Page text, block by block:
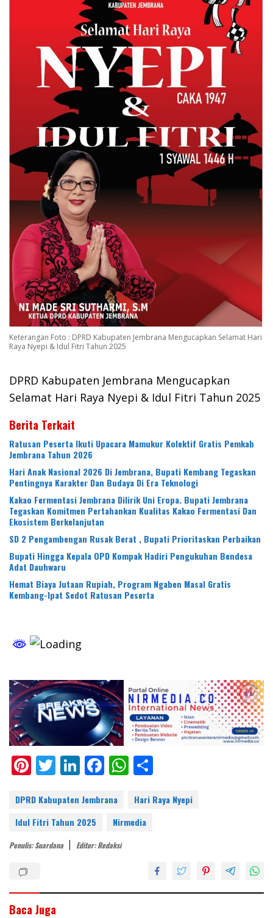
Keterangan Foto : DPRD Kabupaten Jembrana Mengucapkan Selamat Hari
Raya Nyepi & Idul Fitri Tahun 2025
DPRD Kabupaten Jembrana Mengucapkan
Selamat Hari Raya Nyepi & Idul Fitri Tahun 2025
Berita Terkait
Ratusan Peserta Ikuti Upacara Mamukur Kolektif Gratis Pemkab
Jembrana Tahun 2026
Hari Anak Nasional 2026 Di Jembrana, Bupati Kembang Tegaskan
Pentingnya Karakter Dan Budaya Di Era Teknologi
Kakao Fermentasi Jembrana Dilirik Uni Eropa. Bupati Jembrana
Tegaskan Komitmen Pertahankan Kualitas Kakao Fermentasi Dan
Ekosistem Berkelanjutan
SD 2 Pengambengan Rusak Berat , Bupati Prioritaskan Perbaikan
Bupati Hingga Kepala OPD Kompak Hadiri Pengukuhan Bendesa
Adat Dauhwaru
Hemat Biaya Jutaan Rupiah, Program Ngaben Masal Gratis
Kembang-Ipat Sedot Ratusan Peserta
Pi
er
e
st
T
itt
er
Li
k
e
dI
F
e
b
o
W
at
s
ar
DPRD Kabupaten Jembrana
Hari Raya Nyepi
Idul Fitri Tahun 2025
Nirmedia
Penulis: Suardana Editor: Redaksi
Baca Juga